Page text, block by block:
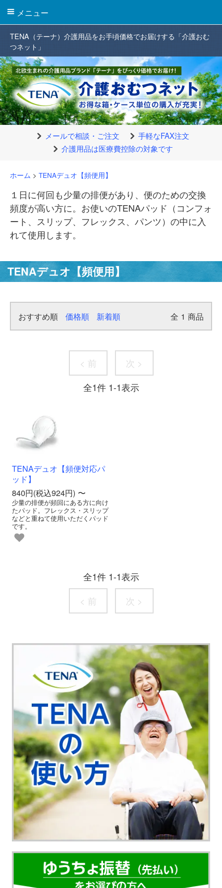
メニュー
TENA（テーナ）介護用品をお手頃価格でお届けする「介護おむ
つネット」
メールで相談・ご注文
手軽なFAX注文
介護用品は医療費控除の対象です
ホーム > TENAデュオ【頻便用】
１日に何回も少量の排便があり、便のための交換
頻度が高い方に。お使いのTENAパッド（コンフォ
ート、スリップ、フレックス、パンツ）の中に入
れて使用します。
TENAデュオ【頻便用】
おすすめ順 価格順 新着順 全 1 商品
< 前
次 >
全1件 1-1表示
TENAデュオ【頻便対応パ
ッド】
840円(税込924円) 〜
少量の排便が頻回にある方に向け
たパッド。フレックス・スリップ
などと重ねて使用いただくパッド
です。
全1件 1-1表示
< 前
次 >